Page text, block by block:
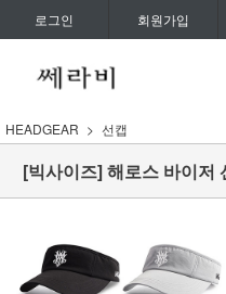
로그인 회원가입
HEADGEAR 선캡
[빅사이즈] 해로스 바이저